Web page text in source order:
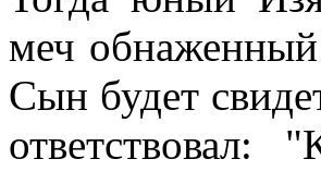
меч
Сын будет
ответствовал: